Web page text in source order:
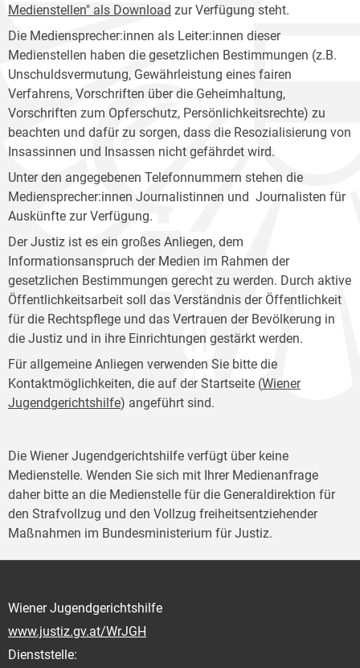
Medienstellen" als Download zur Verfügung steht.
Die Mediensprecher:innen als Leiter:innen dieser
Medienstellen haben die gesetzlichen Bestimmungen (z.B.
Unschuldsvermutung, Gewährleistung eines fairen
Verfahrens, Vorschriften über die Geheimhaltung,
Vorschriften zum Opferschutz, Persönlichkeitsrechte) zu
beachten und dafür zu sorgen, dass die Resozialisierung von
Insassinnen und Insassen nicht gefährdet wird.
Unter den angegebenen Telefonnummern stehen die
Mediensprecher:innen Journalistinnen und Journalisten für
Auskünfte zur Verfügung.
Der Justiz ist es ein großes Anliegen, dem
Informationsanspruch der Medien im Rahmen der
gesetzlichen Bestimmungen gerecht zu werden. Durch aktive
Öffentlichkeitsarbeit soll das Verständnis der Öffentlichkeit
für die Rechtspflege und das Vertrauen der Bevölkerung in
die Justiz und in ihre Einrichtungen gestärkt werden.
Für allgemeine Anliegen verwenden Sie bitte die
Kontaktmöglichkeiten, die auf der Startseite (Wiener
Jugendgerichtshilfe) angeführt sind.
Die Wiener Jugendgerichtshilfe verfügt über keine
Medienstelle. Wenden Sie sich mit Ihrer Medienanfrage
daher bitte an die Medienstelle für die Generaldirektion für
den Strafvollzug und den Vollzug freiheitsentziehender
Maßnahmen im Bundesministerium für Justiz.
Wiener Jugendgerichtshilfe
www.justiz.gv.at/WrJGH
Dienststelle: